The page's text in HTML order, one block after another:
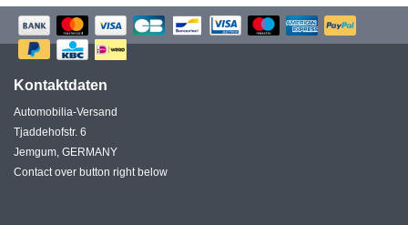
Kontaktdaten
Automobilia-Versand
Tjaddehofstr. 6
Jemgum, GERMANY
Contact over button right below